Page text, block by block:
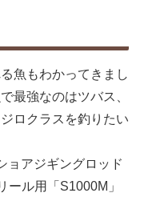
魚もわかってきまし
最強なのはツバス、
ロクラスを釣りたい
ョアジギングロッド
ール用「S1000M」